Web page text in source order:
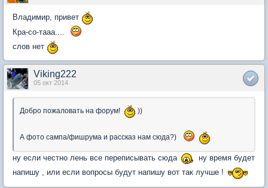
Владимир, привет
Кра-со-тааа....
слов нет
Viking222
05 окт 2014
Добро пожаловать на форум! ))
А фото сампа/фишрума и рассказ нам сюда?)
ну если честно лень все переписывать сюда
ну время будет
напишу , или если вопросы будут напишу вот так лучше !